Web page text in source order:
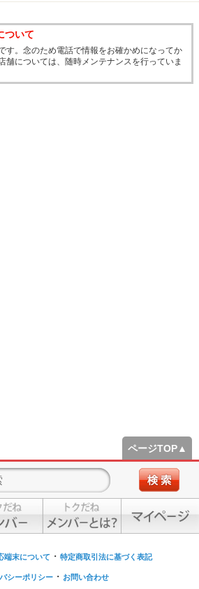
ついて
す。念のため電話で情報をお確かめになってか
舗については、随時メンテナンスを行っていま
ページTOP▲
端末について ・ 特定商取引法に基づく表記
シーポリシー ・ お問い合わせ